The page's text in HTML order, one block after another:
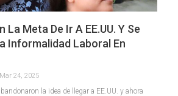
La Meta De Ir A EE.UU. Y Se
Informalidad Laboral En
Mar 24, 2025
la idea de llegar a EE.UU. y ahora